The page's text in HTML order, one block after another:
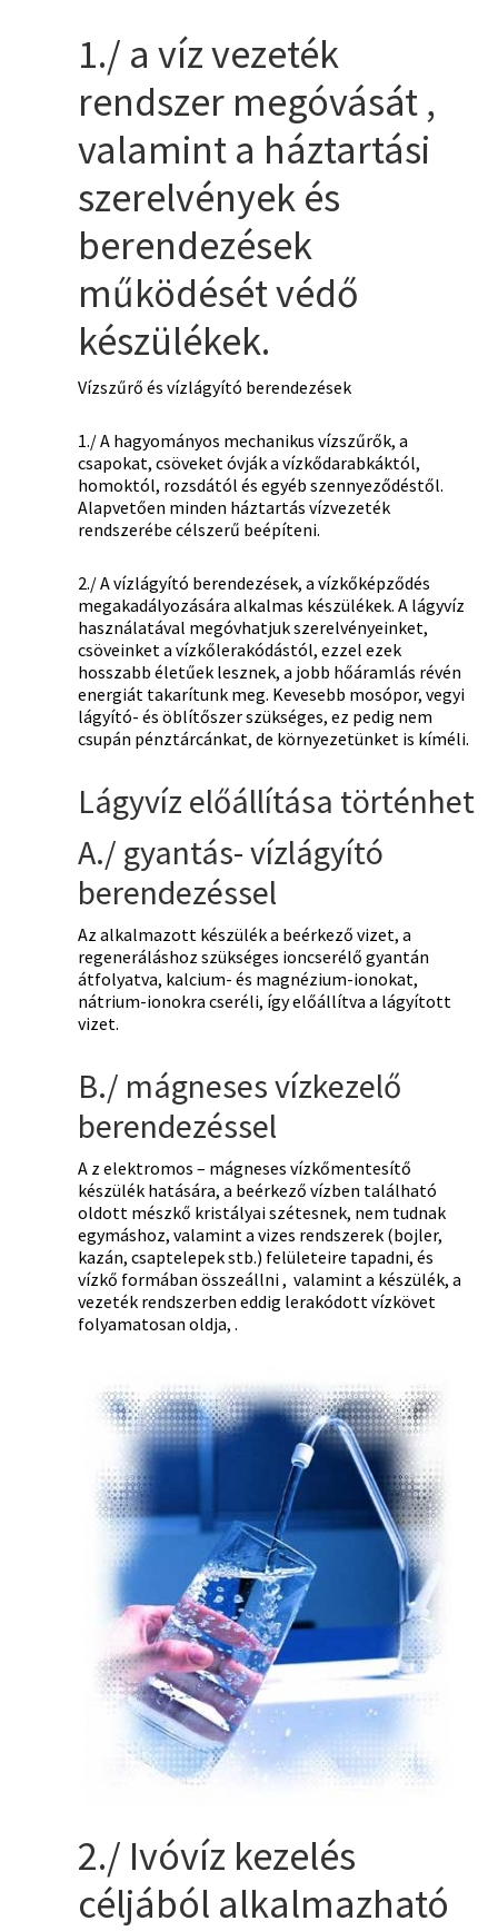
1./ a víz vezeték
rendszer megóvását ,
valamint a háztartási
szerelvények és
berendezések
működését védő
készülékek.
Vízszűrő és vízlágyító berendezések
1./ A hagyományos mechanikus vízszűrők, a
csapokat, csöveket óvják a vízkődarabkáktól,
homoktól, rozsdától és egyéb szennyeződéstől.
Alapvetően minden háztartás vízvezeték
rendszerébe célszerű beépíteni.
2./ A vízlágyító berendezések, a vízkőképződés
megakadályozására alkalmas készülékek. A lágyvíz
használatával megóvhatjuk szerelvényeinket,
csöveinket a vízkőlerakódástól, ezzel ezek
hosszabb életűek lesznek, a jobb hőáramlás révén
energiát takarítunk meg. Kevesebb mosópor, vegyi
lágyító- és öblítőszer szükséges, ez pedig nem
csupán pénztárcánkat, de környezetünket is kíméli.
Lágyvíz előállítása történhet
A./ gyantás- vízlágyító
berendezéssel
Az alkalmazott készülék a beérkező vizet, a
regeneráláshoz szükséges ioncserélő gyantán
átfolyatva, kalcium- és magnézium-ionokat,
nátrium-ionokra cseréli, így előállítva a lágyított
vizet.
B./ mágneses vízkezelő
berendezéssel
A z elektromos – mágneses vízkőmentesítő
készülék hatására, a beérkező vízben található
oldott mészkő kristályai szétesnek, nem tudnak
egymáshoz, valamint a vizes rendszerek (bojler,
kazán, csaptelepek stb.) felületeire tapadni, és
vízkő formában összeállni , valamint a készülék, a
vezeték rendszerben eddig lerakódott vízkövet
folyamatosan oldja, .
2./ Ivóvíz kezelés
céljából alkalmazható